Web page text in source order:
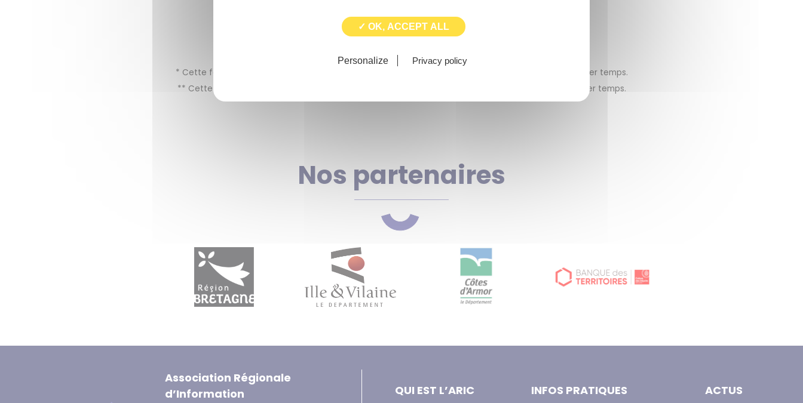
* Cette formation s’inscrit également dans le cadre d’un cycle urbanisme dont elle constitue le premier temps.
** Cette formation s’inscrit également dans le cadre d’un cycle finances dont elle constitue le premier temps.
Nos partenaires
Association Régionale
d’Information
QUI EST L’ARIC
INFOS PRATIQUES
ACTUS
✓ OK, ACCEPT ALL
Personalize Privacy policy